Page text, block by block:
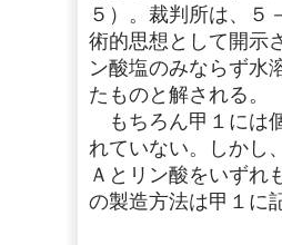
５）。裁判所は、５
術的思想として開示
ン酸塩のみならず水
たものと解される。
もちろん甲１には
れていない。しかし
Ａとリン酸をいずれ
の製造方法は甲１に